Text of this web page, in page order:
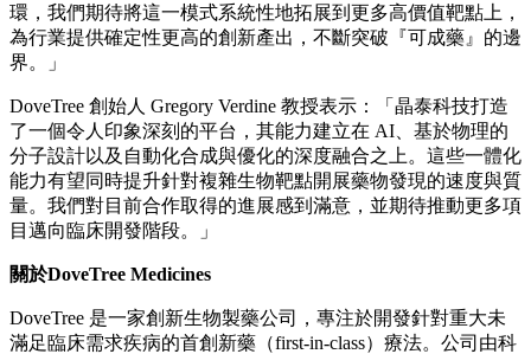
上難以成藥的重要靶點，從而更有效地滿足重大未滿足醫療需
求。
售分成，使其 AI 平台的長期價值能夠伴隨項目推進而持續體
現。
晶泰科技董事局主席溫書豪博士表示：「我們與 DoveTree 的
合作正持續取得可驗證的成果。這不僅印證了我們技術路徑的
優勢，也讓我們對後續管線的規模化推進充滿信心。晶泰科技
環，我們期待將這一模式系統性地拓展到更多高價值靶點上，
界。」